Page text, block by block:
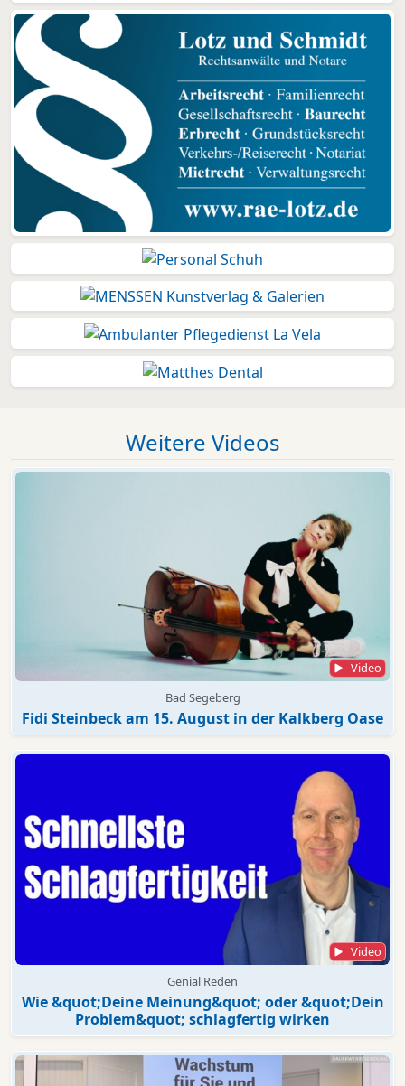
Weitere Videos
Video
Bad Segeberg
Fidi Steinbeck am 15. August in der Kalkberg Oase
Video
Genial Reden
Wie &quot;Deine Meinung&quot; oder &quot;Dein
Problem&quot; schlagfertig wirken